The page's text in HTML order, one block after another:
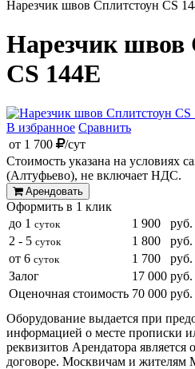
Нарезчик швов
CS 144Е
от1 700
/сут
Стоимость указана на условиях
(Алтуфьево), не включает НДС.
Арендовать
Оформить в 1 клик
до 1суток
2 - 5суток
от 6 суток 1 700
руб.
Залог
17 000
руб.
Оценочная стоимость
70 000
руб.
Оборудование выдается при
информацией о месте прописки
реквизитов Арендатора является
договоре. Москвичам и жителям
предоставляются льготные
стоимости.